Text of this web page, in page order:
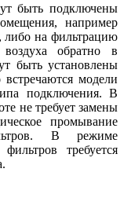
быть подключены
например
либо на фильтрацию
обратно в
быть установлены
модели
подключения. В
не требует замены
промывание
В режиме
требуется